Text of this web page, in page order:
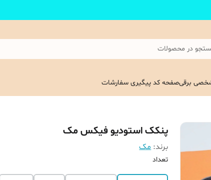
در محصولات
برقیصفحه کد پیگیری سفارشات
پنکک استودیو فیکس مک
برند: مک
تعداد